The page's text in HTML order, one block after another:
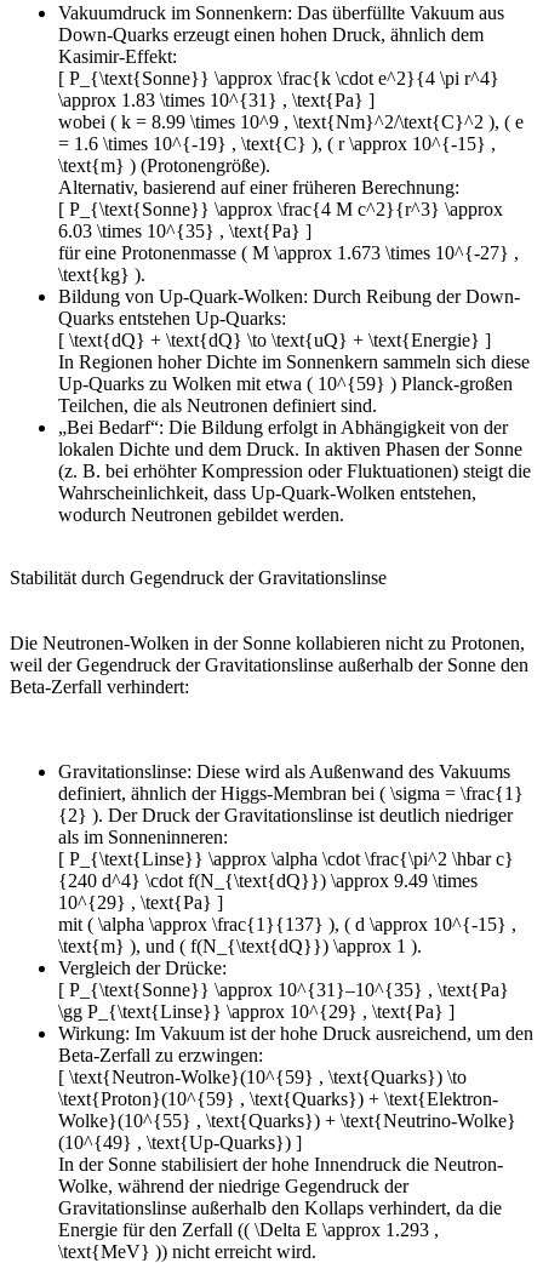
Vakuumdruck im Sonnenkern: Das überfüllte Vakuum aus
Down-Quarks erzeugt einen hohen Druck, ähnlich dem
Kasimir-Effekt:
[ P_{\text{Sonne}} \approx \frac{k \cdot e^2}{4 \pi r^4}
\approx 1.83 \times 10^{31} , \text{Pa} ]
wobei ( k = 8.99 \times 10^9 , \text{Nm}^2/\text{C}^2 ), ( e
= 1.6 \times 10^{-19} , \text{C} ), ( r \approx 10^{-15} ,
\text{m} ) (Protonengröße).
Alternativ, basierend auf einer früheren Berechnung:
[ P_{\text{Sonne}} \approx \frac{4 M c^2}{r^3} \approx
6.03 \times 10^{35} , \text{Pa} ]
für eine Protonenmasse ( M \approx 1.673 \times 10^{-27} ,
\text{kg} ).
Bildung von Up-Quark-Wolken: Durch Reibung der Down-
Quarks entstehen Up-Quarks:
[ \text{dQ} + \text{dQ} \to \text{uQ} + \text{Energie} ]
In Regionen hoher Dichte im Sonnenkern sammeln sich diese
Up-Quarks zu Wolken mit etwa ( 10^{59} ) Planck-großen
Teilchen, die als Neutronen definiert sind.
„Bei Bedarf“: Die Bildung erfolgt in Abhängigkeit von der
lokalen Dichte und dem Druck. In aktiven Phasen der Sonne
(z. B. bei erhöhter Kompression oder Fluktuationen) steigt die
Wahrscheinlichkeit, dass Up-Quark-Wolken entstehen,
wodurch Neutronen gebildet werden.
Stabilität durch Gegendruck der Gravitationslinse
Die Neutronen-Wolken in der Sonne kollabieren nicht zu Protonen,
weil der Gegendruck der Gravitationslinse außerhalb der Sonne den
Beta-Zerfall verhindert:
Gravitationslinse: Diese wird als Außenwand des Vakuums
definiert, ähnlich der Higgs-Membran bei ( \sigma = \frac{1}
{2} ). Der Druck der Gravitationslinse ist deutlich niedriger
als im Sonneninneren:
[ P_{\text{Linse}} \approx \alpha \cdot \frac{\pi^2 \hbar c}
{240 d^4} \cdot f(N_{\text{dQ}}) \approx 9.49 \times
10^{29} , \text{Pa} ]
mit ( \alpha \approx \frac{1}{137} ), ( d \approx 10^{-15} ,
\text{m} ), und ( f(N_{\text{dQ}}) \approx 1 ).
Vergleich der Drücke:
[ P_{\text{Sonne}} \approx 10^{31}–10^{35} , \text{Pa}
\gg P_{\text{Linse}} \approx 10^{29} , \text{Pa} ]
Wirkung: Im Vakuum ist der hohe Druck ausreichend, um den
Beta-Zerfall zu erzwingen:
[ \text{Neutron-Wolke}(10^{59} , \text{Quarks}) \to
\text{Proton}(10^{59} , \text{Quarks}) + \text{Elektron-
Wolke}(10^{55} , \text{Quarks}) + \text{Neutrino-Wolke}
(10^{49} , \text{Up-Quarks}) ]
In der Sonne stabilisiert der hohe Innendruck die Neutron-
Wolke, während der niedrige Gegendruck der
Gravitationslinse außerhalb den Kollaps verhindert, da die
Energie für den Zerfall (( \Delta E \approx 1.293 ,
\text{MeV} )) nicht erreicht wird.